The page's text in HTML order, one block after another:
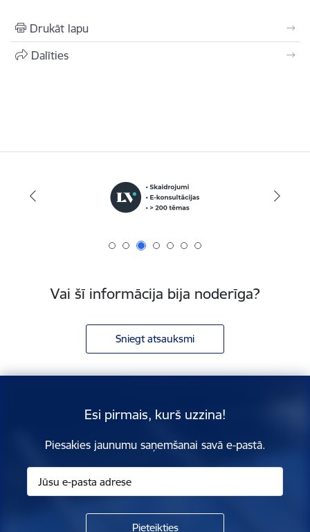
Drukāt lapu
Dalīties
Vai šī informācija bija noderīga?
Sniegt atsauksmi
Esi pirmais, kurš uzzina!
Piesakies jaunumu saņemšanai savā e-pastā.